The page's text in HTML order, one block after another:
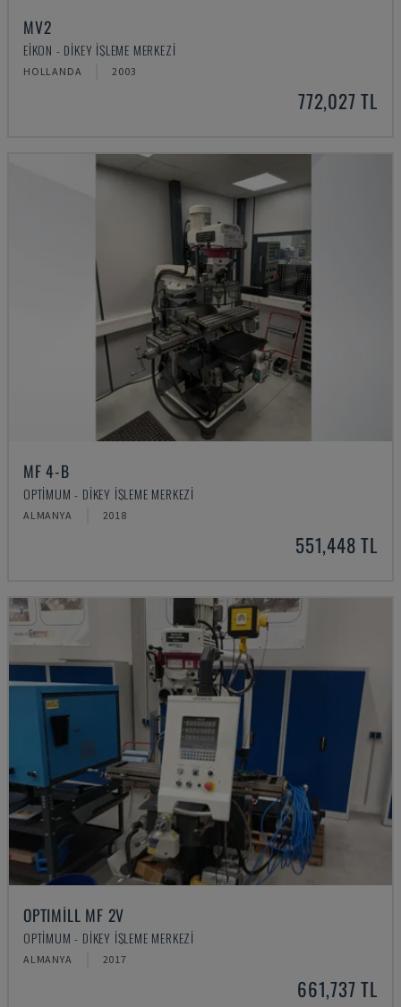
MV2
EIKON - DIKEY İŞLEME MERKEZI
HOLLANDA 2003
772,027 TL
MF 4-B
OPTIMUM - DIKEY İŞLEME MERKEZI
ALMANYA 2018
551,448 TL
OPTIMILL MF 2V
OPTIMUM - DIKEY İŞLEME MERKEZI
ALMANYA 2017
661,737 TL